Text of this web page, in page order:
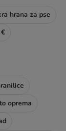
hrana za pse
oprema